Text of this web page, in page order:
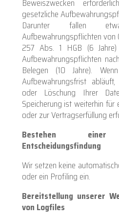
Beweiszwecken
gesetzliche
Darunter fallen etwa
Aufbewahrungspflichten von
257 Abs. 1 HGB (6 Jahre)
Aufbewahrungspflichten
Belegen (10 Jahre).
Aufbewahrungsfrist
oder Löschung Ihrer
Speicherung ist weiterhin für
oder zur Vertragserfüllung
Bestehen einer
Entscheidungsfindung
Wir setzen keine
oder ein Profiling ein.
Bereitstellung unserer
von Logfiles